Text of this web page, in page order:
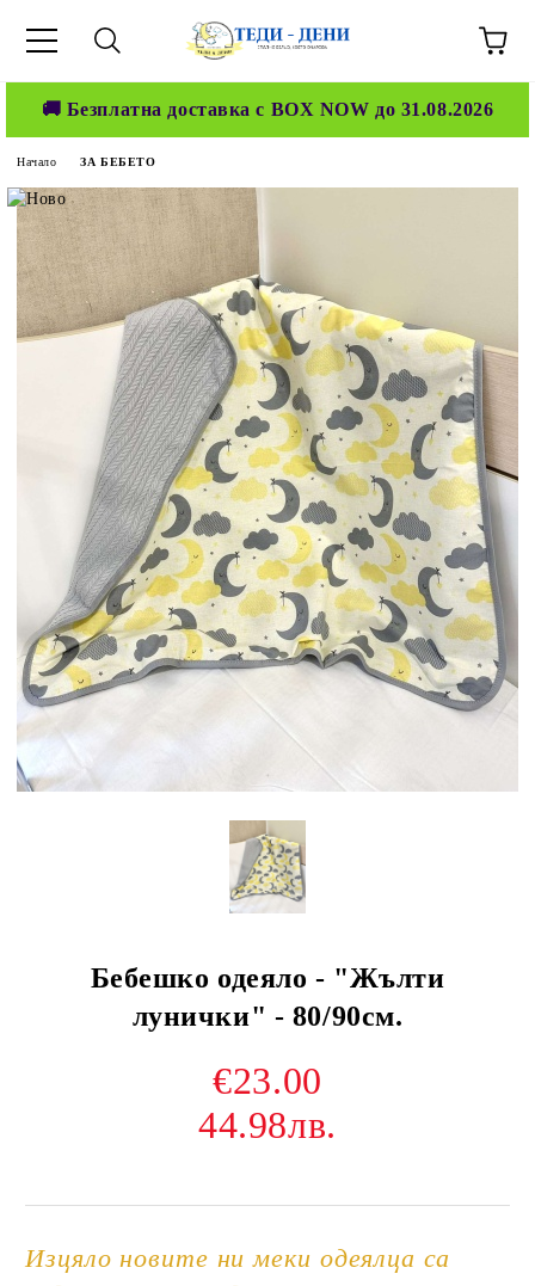
🚚 Безплатна доставка с BOX NOW до 31.08.2026
Начало ЗА БЕБЕТО
Бебешко одеяло - "Жълти
лунички" - 80/90см.
€23.00
44.98лв.
Изцяло новите ни меки одеялца са